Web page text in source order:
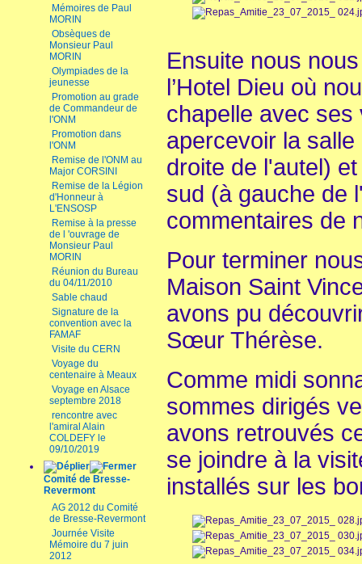
Mémoires de Paul
MORIN
Obsèques de
Monsieur Paul
MORIN
Olympiades de la
jeunesse
Promotion au grade
de Commandeur de
l'ONM
Promotion dans
l'ONM
Remise de l'ONM au
Major CORSINI
Remise de la Légion
d'Honneur à
L'ENSOSP
Remise à la presse
de l 'ouvrage de
Monsieur Paul
MORIN
Réunion du Bureau
du 04/11/2010
Sable chaud
Signature de la
convention avec la
FAMAF
Visite du CERN
Voyage du
centenaire à Meaux
Voyage en Alsace
septembre 2018
rencontre avec
l'amiral Alain
COLDEFY le
09/10/2019
Comité de Bresse-
Revermont
AG 2012 du Comité
de Bresse-Revermont
Journée Visite
Mémoire du 7 juin
2012
Ensuite nous
l’Hotel Dieu où
chapelle avec
apercevoir la
droite de l'autel)
sud (à gauche de
commentaires de
Pour terminer
Maison Saint
avons pu
Sœur Thérèse.
Comme midi
sommes dirigés
avons retrouvés
se joindre à la
installés sur les